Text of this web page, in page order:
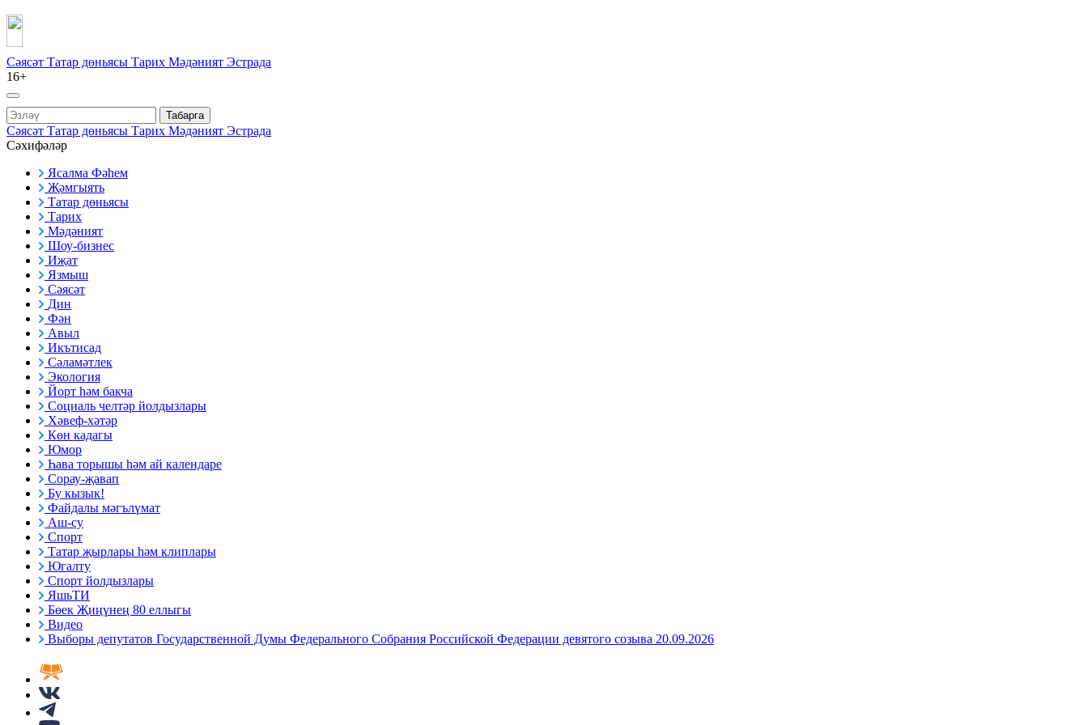
Сәясәт Татар дөньясы Тарих Мәдәният Эстрада
16+
Табарга
Сәясәт Татар дөньясы Тарих Мәдәният Эстрада
Сәхифәләр
Ясалма Фәһем
Җәмгыять
Татар дөньясы
Тарих
Мәдәният
Шоу-бизнес
Иҗат
Язмыш
Сәясәт
Дин
Фән
Авыл
Икътисад
Сәламәтлек
Экология
Йорт һәм бакча
Социаль челтәр йолдызлары
Хәвеф-хәтәр
Көн кадагы
Юмор
Һава торышы һәм ай календаре
Сорау-җавап
Бу кызык!
Файдалы мәгълүмат
Аш-су
Спорт
Татар җырлары һәм клиплары
Югалту
Спорт йолдызлары
ЯшьТИ
Бөек Җиңүнең 80 еллыгы
Видео
Выборы депутатов Государственной Думы Федерального Собрания Российской Федерации девятого созыва 20.09.2026